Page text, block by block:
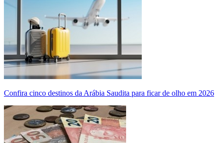
Confira cinco destinos da Arábia Saudita para ficar de olho em 2026